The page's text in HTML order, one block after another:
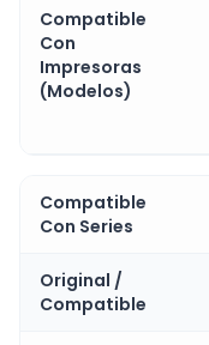
Compatible
Con
Impresoras
(Modelos)
Compatible
Con Series
Original /
Compatible